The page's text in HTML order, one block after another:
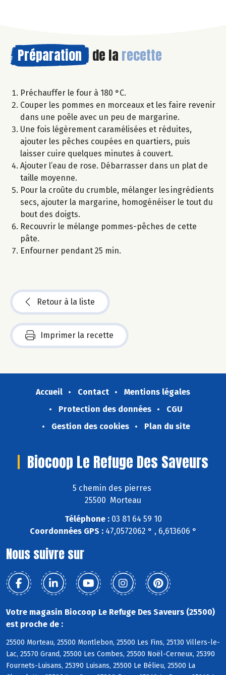
Préparation de la recette
Préchauffer le four à 180 °C.
Couper les pommes en morceaux et les faire revenir
dans une poêle avec un peu de margarine.
Une fois légèrement caramélisées et réduites,
ajouter les pêches coupées en quartiers, puis
laisser cuire quelques minutes à couvert.
Ajouter l’eau de rose. Débarrasser dans un plat de
taille moyenne.
Pour la croûte du crumble, mélanger les ingrédients
secs, ajouter la margarine, homogénéiser le tout du
bout des doigts.
Recouvrir le mélange pommes-pêches de cette
pâte.
Enfourner pendant 25 min.
Retour à la liste
Imprimer la recette
Accueil Contact
Mentions légales
Protection des données
CGU
Gestion des cookies
Plan du site
Biocoop Le Refuge Des Saveurs
5 chemin des pierres
25500 Morteau
Téléphone :03 81 64 59 10
Coordonnées GPS :47,0572062 ° , 6,613606 °
Nous suivre sur
Votre magasin Biocoop Le Refuge Des Saveurs (25500)
est proche de :
25500 Morteau, 25500 Montlebon, 25500 Les Fins, 25130 Villers-le-
Lac, 25570 Grand, 25500 Les Combes, 25500 Noël-Cerneux, 25390
Fournets-Luisans, 25390 Luisans, 25500 Le Bélieu, 25500 La